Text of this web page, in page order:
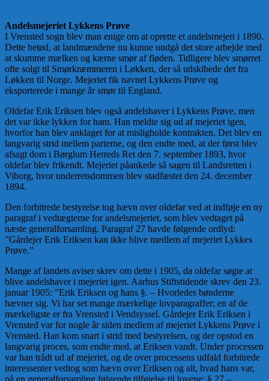
Andelsmejeriet Lykkens Prøve
I Vrensted sogn blev man enige om at oprette et andelsmejeri i 1890.
Dette betød, at landmændene nu kunne undgå det store arbejde med
at skumme mælken og kærne smør af fløden. Tidligere blev smørret
ofte solgt til Smørkræmmeren i Løkken, der så udskibede det fra
Løkken til Norge. Mejeriet fik navnet Lykkens Prøve og
eksporterede i mange år smør til England.
Oldefar Erik Eriksen blev også andelshaver i Lykkens Prøve, men
det var ikke lykken for ham. Han meldte sig ud af mejeriet igen,
hvorfor han blev anklaget for at misligholde kontrakten. Det blev en
langvarig strid mellem parterne, og den endte med, at der først blev
afsagt dom i Børglum Herreds Ret den 7. september 1893, hvor
oldefar blev frikendt. Mejeriet påankede så sagen til Landsretten i
Viborg, hvor underretsdommen blev stadfæstet den 24. december
1894.
Den forbitrede bestyrelse tog hævn over oldefar ved at indføje en ny
paragraf i vedtægterne for andelsmejeriet, som blev vedtaget på
næste generalforsamling. Paragraf 27 havde følgende ordlyd:
”Gårdejer Erik Eriksen kan ikke blive medlem af mejeriet Lykkes
Prøve.”
Mange af landets aviser skrev om dette i 1905, da oldefar søgte at
blive andelshaver i mejeriet igen. Aarhus Stiftstidende skrev den 23.
januar 1905: ”Erik Eriksen og hans §. – Hvorledes bønderne
hævner sig. Vi har set mange mærkelige lovparagraffer; en af de
mærkeligste er fra Vrensted i Vendsyssel. Gårdejer Erik Eriksen i
Vrensted var for nogle år siden medlem af mejeriet Lykkens Prøve i
Vrensted. Han kom snart i strid med bestyrelsen, og der opstod en
langvarig proces, som endte med, at Eriksen vandt. Under processen
var han trådt ud af mejeriet, og de over processens udfald forbitrede
interessenter vedtog som hævn over Eriksen og alt, hvad hans var,
på en generalforsamling følgende tilføjelse til lovene: § 27 –